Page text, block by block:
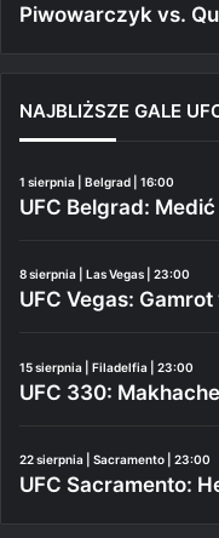
Piwowarczyk vs.
NAJBLIŻSZE GALE
1 sierpnia | Belgrad | 16:00
UFC Belgrad:
8 sierpnia | Las Vegas | 23:00
UFC Vegas:
15 sierpnia | Filadelfia | 23:00
UFC 330:
22 sierpnia | Sacramento | 23:00
UFC Sacramento: